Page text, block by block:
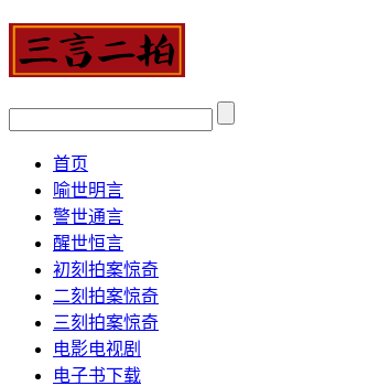
首页
喻世明言
警世通言
醒世恒言
初刻拍案惊奇
二刻拍案惊奇
三刻拍案惊奇
电影电视剧
电子书下载